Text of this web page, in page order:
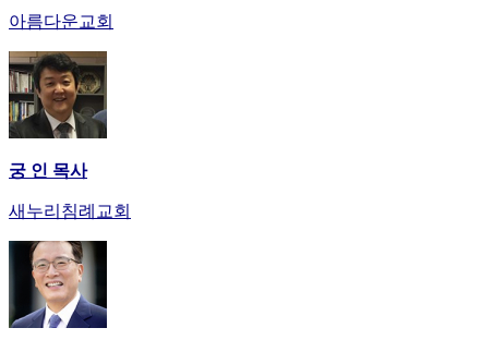
아름다운교회
궁 인 목사
새누리침례교회